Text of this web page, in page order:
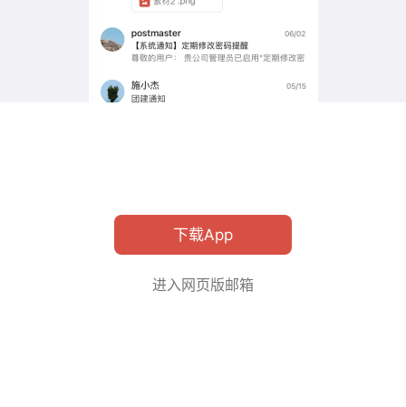
下载App
进入网页版邮箱